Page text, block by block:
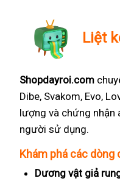
Liệt
Shopdayroi.com
Dibe, Svakom, Evo,
lượng và chứng nhận
người sử dụng.
Khám phá các
Dương vật giả